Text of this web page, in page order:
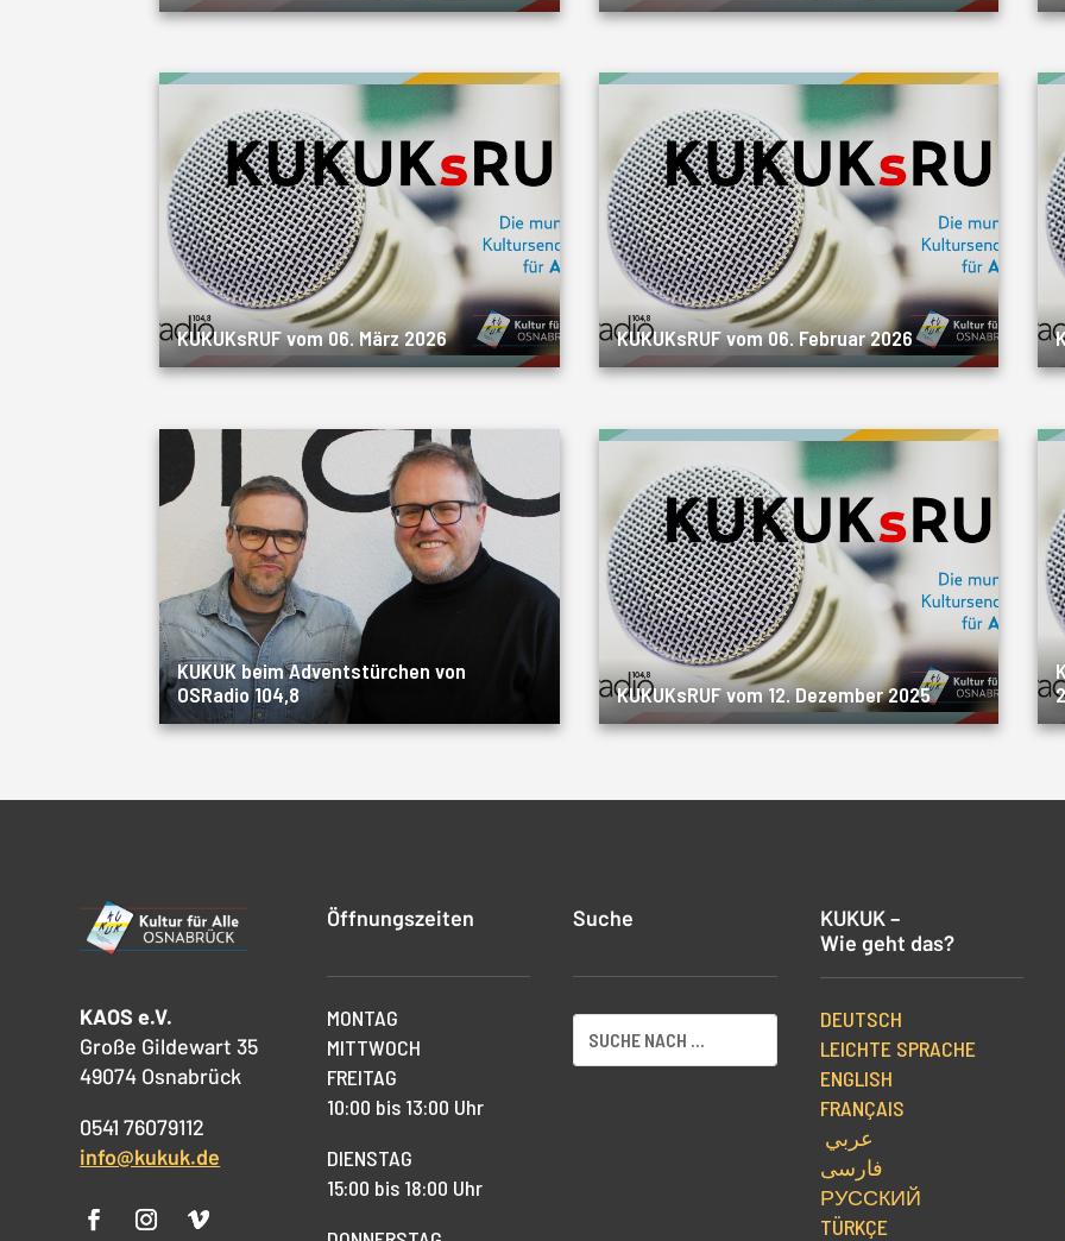
KUKUKsRUF vom 06. März 2026 KUKUKsRUF vom 06. Februar 2026
KUKUK beim Adventstürchen von
OSRadio 104,8
KUKUKsRUF vom 12. Dezember 2025
KAOS e.V.
Große Gildewart 35
49074 Osnabrück
0541 76079112
info@kukuk.de
Öffnungszeiten
MONTAG
MITTWOCH
FREITAG
10:00 bis 13:00 Uhr
DIENSTAG
15:00 bis 18:00 Uhr
Suche
KUKUK –
Wie geht das?
DEUTSCH
LEICHTE SPRACHE
ENGLISH
FRANÇAIS
عربي
فارسی
РУССКИЙ
TÜRKÇE